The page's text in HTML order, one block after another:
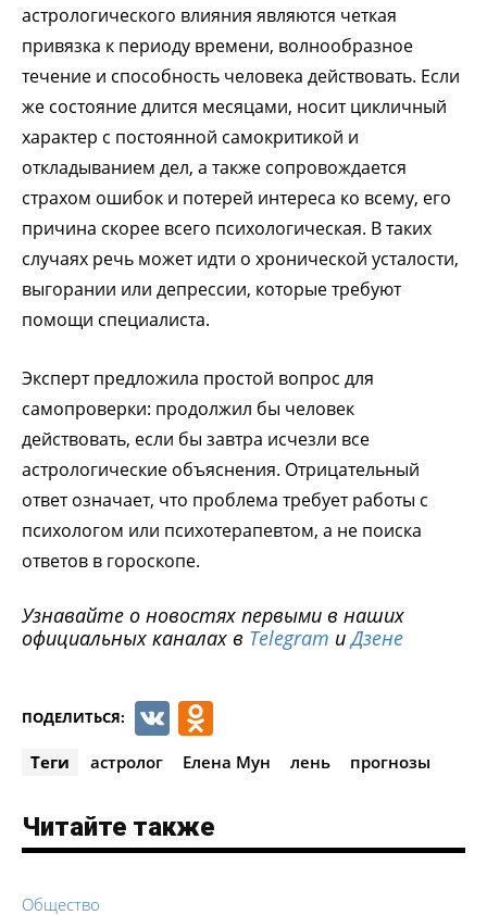
астрологического влияния являются четкая
привязка к периоду времени, волнообразное
течение и способность человека действовать. Если
же состояние длится месяцами, носит цикличный
характер с постоянной самокритикой и
откладыванием дел, а также сопровождается
страхом ошибок и потерей интереса ко всему, его
причина скорее всего психологическая. В таких
случаях речь может идти о хронической усталости,
выгорании или депрессии, которые требуют
помощи специалиста.
Эксперт предложила простой вопрос для
самопроверки: продолжил бы человек
действовать, если бы завтра исчезли все
астрологические объяснения. Отрицательный
ответ означает, что проблема требует работы с
психологом или психотерапевтом, а не поиска
ответов в гороскопе.
Узнавайте о новостях первыми в наших
официальных каналах в Telegram иДзене
ПОДЕЛИТЬСЯ: VK
Теги астролог Елена Мун лень прогнозы
Читайте также
Общество